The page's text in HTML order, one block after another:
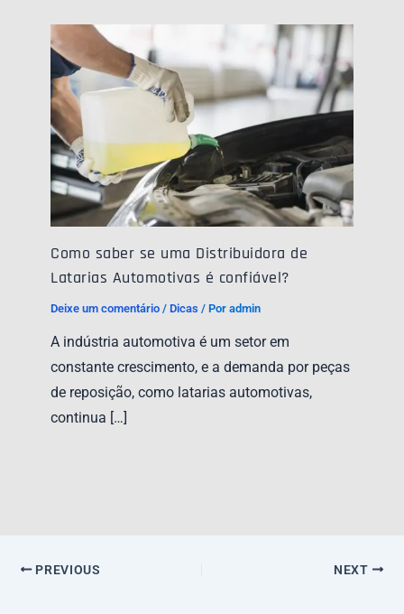
Como saber se uma Distribuidora de
Latarias Automotivas é confiável?
Deixe um comentário / Dicas / Por admin
A indústria automotiva é um setor em
constante crescimento, e a demanda por peças
de reposição, como latarias automotivas,
continua […]
PREVIOUS NEXT